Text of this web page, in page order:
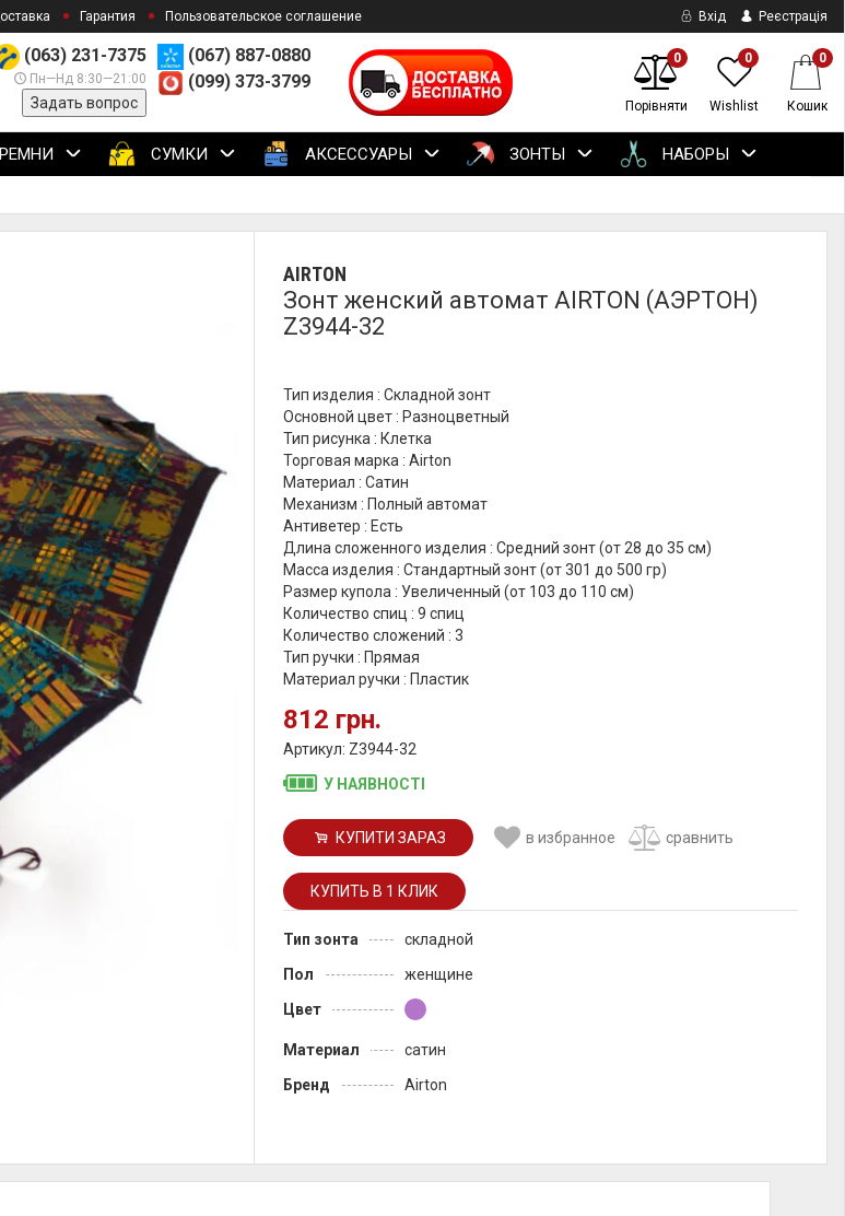
Гарантия Пользовательское соглашение Вхід Реєстрація
(063) 231-7375
Пн—Нд 8:30—21:00
Задать вопрос
(067) 887-0880
(099) 373-3799
0
Порівняти
0
Wishlist
0
Кошик
РЕМНИ СУМКИ АКСЕССУАРЫ ЗОНТЫ НАБОРЫ
AIRTON
Зонт женский автомат AIRTON (АЭРТОН)
Z3944-32
Тип изделия : Складной зонт
Основной цвет : Разноцветный
Тип рисунка : Клетка
Торговая марка : Airton
Материал : Сатин
Механизм : Полный автомат
Антиветер : Есть
Длина сложенного изделия : Средний зонт (от 28 до 35 см)
Масса изделия : Стандартный зонт (от 301 до 500 гр)
Размер купола : Увеличенный (от 103 до 110 см)
Количество спиц : 9 спиц
Количество сложений : 3
Тип ручки : Прямая
Материал ручки : Пластик
812 грн.
Артикул: Z3944-32
У НАЯВНОСТІ
КУПИТИ ЗАРАЗ в избранное сравнить
Тип зонта
складной
Пол
женщине
Цвет
Материал
сатин
Бренд
Airton